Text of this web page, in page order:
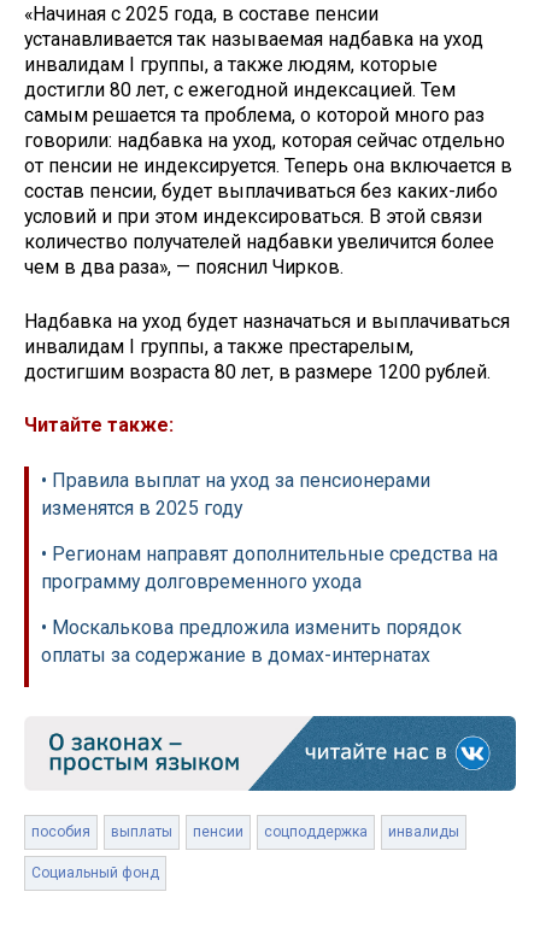
«Начиная с 2025 года, в составе пенсии
устанавливается так называемая надбавка на уход
инвалидам I группы, а также людям, которые
достигли 80 лет, с ежегодной индексацией. Тем
самым решается та проблема, о которой много раз
говорили: надбавка на уход, которая сейчас отдельно
от пенсии не индексируется. Теперь она включается в
состав пенсии, будет выплачиваться без каких-либо
условий и при этом индексироваться. В этой связи
количество получателей надбавки увеличится более
чем в два раза», — пояснил Чирков.
Надбавка на уход будет назначаться и выплачиваться
инвалидам I группы, а также престарелым,
достигшим возраста 80 лет, в размере 1200 рублей.
Читайте также:
• Правила выплат на уход за пенсионерами
изменятся в 2025 году
• Регионам направят дополнительные средства на
программу долговременного ухода
• Москалькова предложила изменить порядок
оплаты за содержание в домах-интернатах
пособия выплаты пенсии соцподдержка инвалиды
Социальный фонд